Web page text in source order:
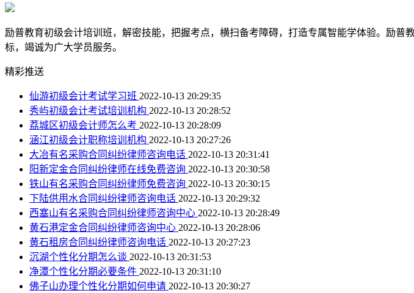
励普教育初级会计培训班，解密技能，把握考点，横扫备考障碍，打造专属智能学体验。励
标，竭诚为广大学员服务。
精彩推送
仙游初级会计考试学习班 2022-10-13 20:29:35
秀屿初级会计考试培训机构 2022-10-13 20:28:52
荔城区初级会计师怎么考 2022-10-13 20:28:09
涵江初级会计职称培训机构 2022-10-13 20:27:26
大冶有名采购合同纠纷律师咨询电话 2022-10-13 20:31:41
阳新定金合同纠纷律师在线免费咨询 2022-10-13 20:30:58
铁山有名采购合同纠纷律师免费咨询 2022-10-13 20:30:15
下陆供用水合同纠纷律师咨询电话 2022-10-13 20:29:32
西塞山有名采购合同纠纷律师咨询中心 2022-10-13 20:28:49
黄石港定金合同纠纷律师咨询中心 2022-10-13 20:28:06
黄石租房合同纠纷律师咨询电话 2022-10-13 20:27:23
沉湖个性化分期怎么谈 2022-10-13 20:31:53
净潭个性化分期必要条件 2022-10-13 20:31:10
佛子山办理个性化分期如何申请 2022-10-13 20:30:27